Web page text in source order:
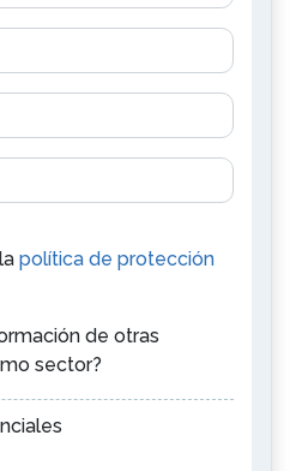
política de protección
de otras
sector?